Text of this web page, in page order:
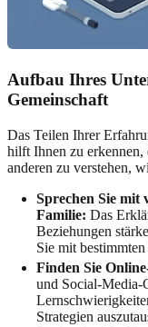
Aufbau Ihres
Gemeinschaft
Das Teilen Ihrer
hilft Ihnen zu erkennen,
anderen zu verstehen,
Sprechen Sie mit
Familie: Das
Beziehungen
Sie mit
Finden Sie
und Social-Media-
Strategien